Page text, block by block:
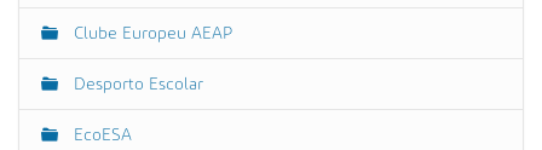
e
a
Clube Europeu AEAP
Desporto Escolar
EcoESA